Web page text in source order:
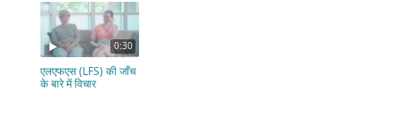
0:30
एलएफएस (LFS) की जाँच
के बारे में विचार